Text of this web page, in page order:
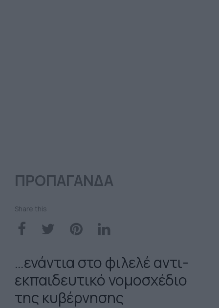
ΠΡΟΠΑΓΑΝΔΑ
Share this
…ενάντια στο φιλελέ αντι-
εκπαιδευτικό νομοσχέδιο
της κυβέρνησης